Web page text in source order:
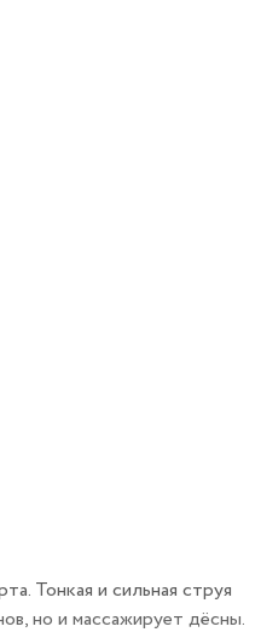
Тонкая и сильная струя
но и массажирует дёсны.